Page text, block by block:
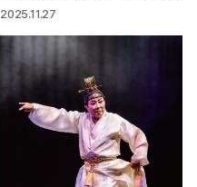
2025.11.27